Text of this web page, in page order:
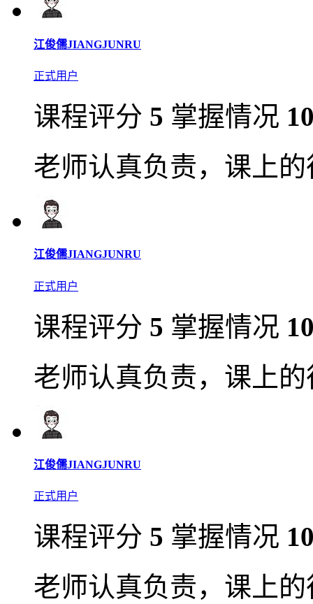
江俊儒JIANGJUNRU
正式用户
课程评分 5 掌握情况
老师认真负责，课上的
江俊儒JIANGJUNRU
正式用户
课程评分 5 掌握情况
老师认真负责，课上的
江俊儒JIANGJUNRU
正式用户
课程评分 5 掌握情况
老师认真负责，课上的